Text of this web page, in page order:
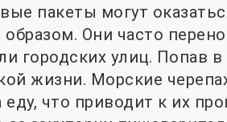
пакеты могут
Они часто
городских улиц. Попав
жизни. Морские
еду, что приводит к их